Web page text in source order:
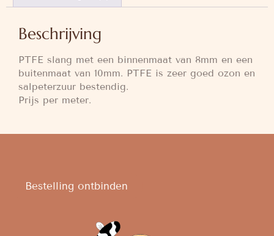
Beschrijving
PTFE slang met een binnenmaat van 8mm en een
buitenmaat van 10mm. PTFE is zeer goed ozon en
salpeterzuur bestendig.
Prijs per meter.
Bestelling ontbinden